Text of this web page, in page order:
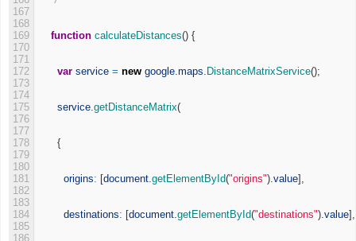
167
168
169
170
171
172
173
174
175
176
177
178
179
180
181
182
183
184
185
function calculateDistances() {
var service = new google.maps. DistanceMatrixService();
service.getDistanceMatrix(
{
origins: document.getElementById("origins").value ,
destinations: document.getElementById("destinations").value ,